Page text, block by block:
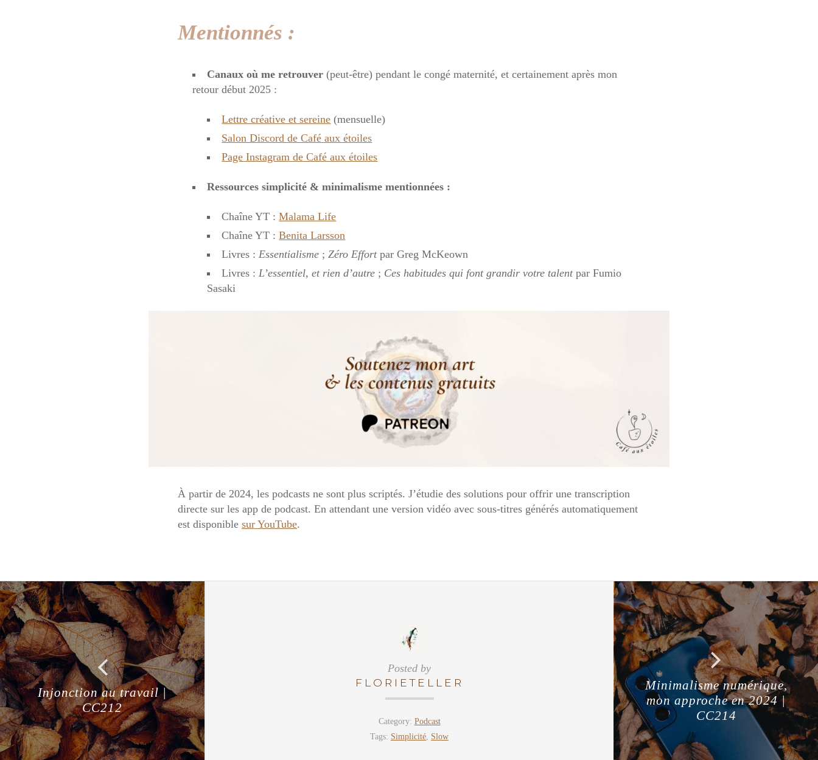
Mentionnés :
Canaux où me retrouver (peut-être) pendant le congé maternité, et certainement après mon
retour début 2025 :
Lettre créative et sereine (mensuelle)
Salon Discord de Café aux étoiles
Page Instagram de Café aux étoiles
Ressources simplicité & minimalisme mentionnées :
Chaîne YT :Malama Life
Chaîne YT :Benita Larsson
Livres :Essentialisme ;Zéro Effortpar Greg McKeown
Livres :L’essentiel, et rien d’autre ; Ces habitudes qui font grandir votre talentpar Fumio
Sasaki
À partir de 2024, les podcasts ne sont plus scriptés. J’étudie des solutions pour offrir une transcription
directe sur les app de podcast. En attendant une version vidéo avec sous-titres générés automatiquement
est disponible sur YouTube.
Injonction au travail |
CC212
Posted by
FLORIETELLER
Category: Podcast
Tags: Simplicité Slow
Minimalisme numérique,
mon approche en 2024 |
CC214